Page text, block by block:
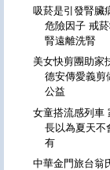
吸菸是引發腎臟
危險因子 戒
腎遠離洗腎
美女快剪團助家
德安傳愛義剪
公益
女童搭流感列車
長以為夏天不
有
中華金門旅台翁